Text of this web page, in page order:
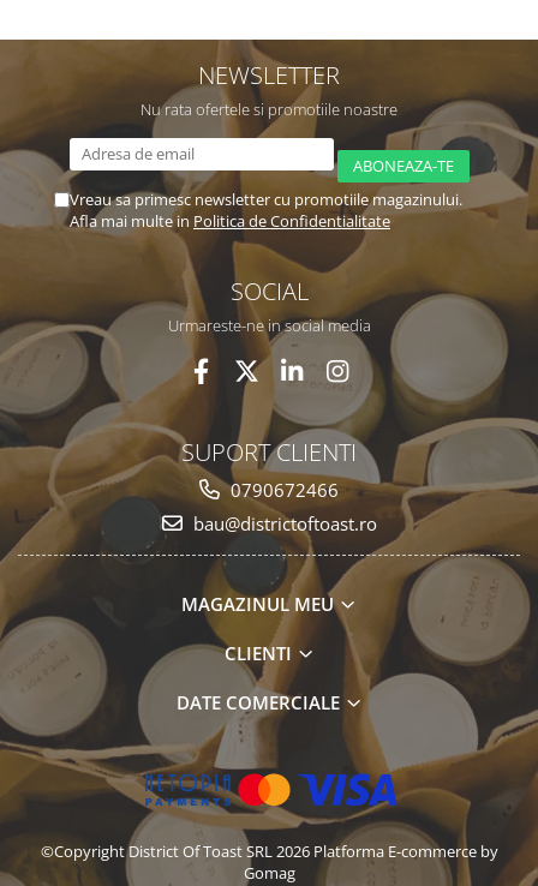
NEWSLETTER
Nu rata ofertele si promotiile noastre
Vreau sa primesc newsletter cu promotiile magazinului.
Afla mai multe in Politica de Confidentialitate
SOCIAL
Urmareste-ne in social media
SUPORT CLIENTI
0790672466
bau@districtoftoast.ro
MAGAZINUL MEU
CLIENTI
DATE COMERCIALE
©Copyright District Of Toast SRL 2026 Platforma E-commerce by
Gomag